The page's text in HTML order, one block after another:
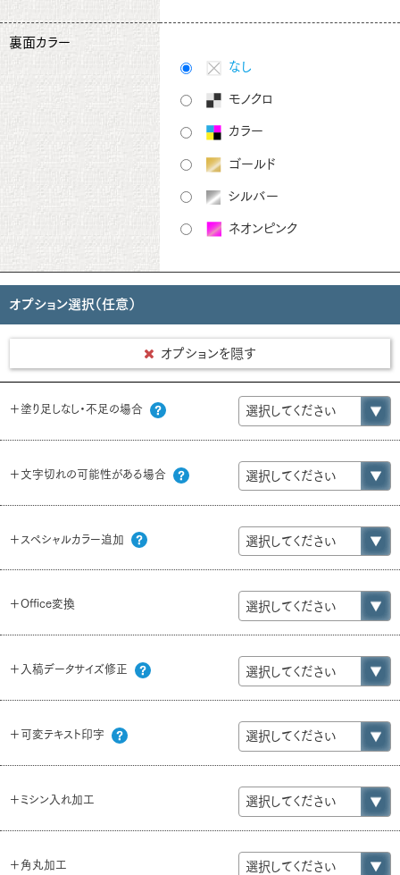
裏面カラー
なし
モノクロ
カラー
ゴールド
シルバー
ネオンピンク
オプション選択（任意）
オプションを隠す
＋塗り足しなし・不足の場合
＋文字切れの可能性がある場合
＋スペシャルカラー追加
＋Office変換
＋入稿データサイズ修正
＋可変テキスト印字
＋ミシン入れ加工
＋角丸加工